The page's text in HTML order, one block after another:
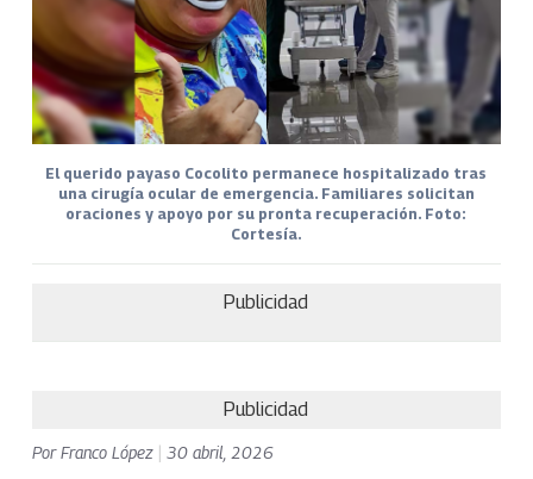
El querido payaso Cocolito permanece hospitalizado tras
una cirugía ocular de emergencia. Familiares solicitan
oraciones y apoyo por su pronta recuperación. Foto:
Cortesía.
Publicidad
Publicidad
PorFranco López 30 abril, 2026